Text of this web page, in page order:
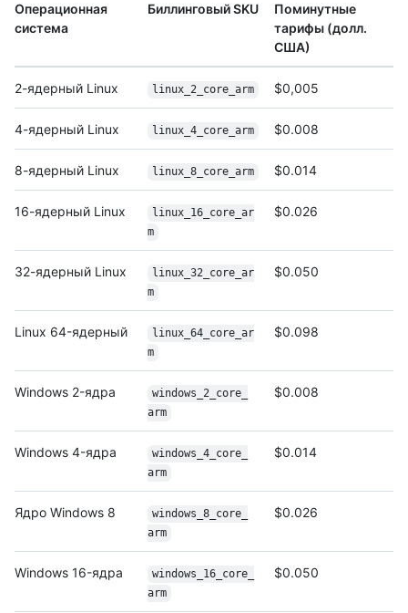
Операционная
система
Биллинговый SKU
Поминутные
тарифы (долл.
США)
2-ядерный Linux linux_2_core_arm $0,005
4-ядерный Linux linux_4_core_arm $0.008
8-ядерный Linux linux_8_core_arm $0.014
16-ядерный Linux
linux_16_core_ar
m
$0.026
32-ядерный Linux
linux_32_core_ar
m
$0.050
Linux 64-ядерный
linux_64_core_ar
m
$0.098
Windows 2-ядра
windows_2_core_
arm
$0.008
Windows 4-ядра
windows_4_core_
arm
$0.014
Ядро Windows 8
windows_8_core_
arm
$0.026
Windows 16-ядра
windows_16_core_
arm
$0.050